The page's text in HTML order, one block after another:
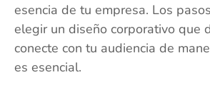
esencia de tu empresa. Los
elegir un diseño corporativo que
conecte con tu audiencia de
es esencial.